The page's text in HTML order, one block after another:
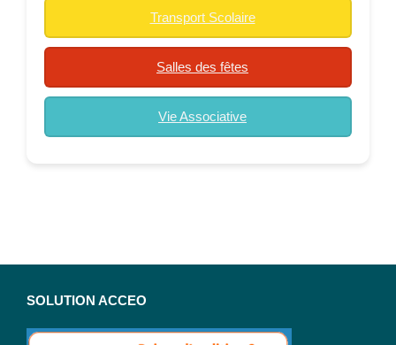
Transport Scolaire
Salles des fêtes
Vie Associative
SOLUTION ACCEO